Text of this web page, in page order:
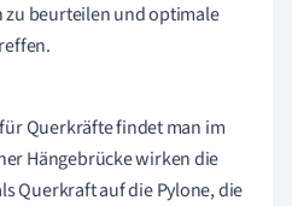
zu beurteilen und optimale
Querkräfte findet man im
Hängebrücke wirken die
Querkraft auf die Pylone, die